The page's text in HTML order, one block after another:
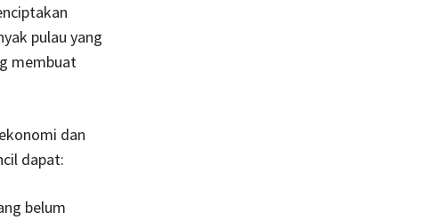
pulau yang
membuat
dan
dapat:
belum